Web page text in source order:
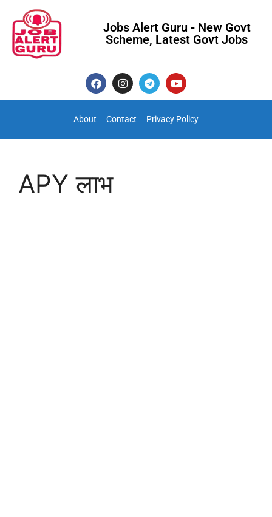
Jobs Alert Guru - New Govt
Scheme, Latest Govt Jobs
About Contact Privacy Policy
APY लाभ